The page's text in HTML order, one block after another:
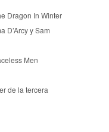
Dragon In Winter
D’Arcy y Sam
Men
de la tercera